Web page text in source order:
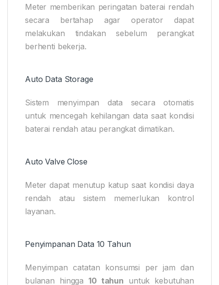
Meter memberikan peringatan baterai rendah
secara bertahap agar operator dapat
melakukan tindakan sebelum perangkat
berhenti bekerja.
Auto Data Storage
Sistem menyimpan data secara otomatis
untuk mencegah kehilangan data saat kondisi
baterai rendah atau perangkat dimatikan.
Auto Valve Close
Meter dapat menutup katup saat kondisi daya
rendah atau sistem memerlukan kontrol
layanan.
Penyimpanan Data 10 Tahun
Menyimpan catatan konsumsi per jam dan
bulanan hingga10 tahun untuk kebutuhan